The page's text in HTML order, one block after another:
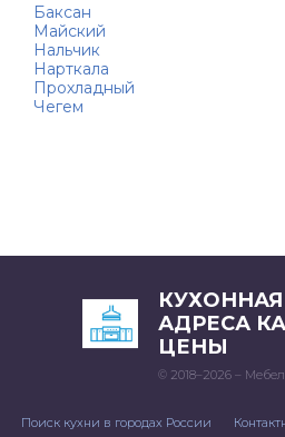
Баксан
Майский
Нальчик
Нарткала
Прохладный
Чегем
АДРЕСА
ЦЕНЫ
© 2018–2026 –
Поиск кухни в городах России